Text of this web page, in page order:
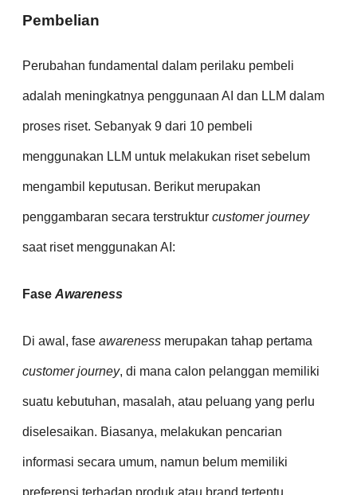
Pembelian
Perubahan fundamental dalam perilaku pembeli
adalah meningkatnya penggunaan AI dan LLM dalam
proses riset. Sebanyak 9 dari 10 pembeli
menggunakan LLM untuk melakukan riset sebelum
mengambil keputusan. Berikut merupakan
penggambaran secara terstruktur customer journey
saat riset menggunakan AI:
Fase Awareness
Di awal, fase awareness merupakan tahap pertama
customer journey, di mana calon pelanggan memiliki
suatu kebutuhan, masalah, atau peluang yang perlu
diselesaikan. Biasanya, melakukan pencarian
informasi secara umum, namun belum memiliki